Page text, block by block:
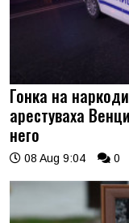
Гонка на
арестуваха
него
08 Aug 9:04 0